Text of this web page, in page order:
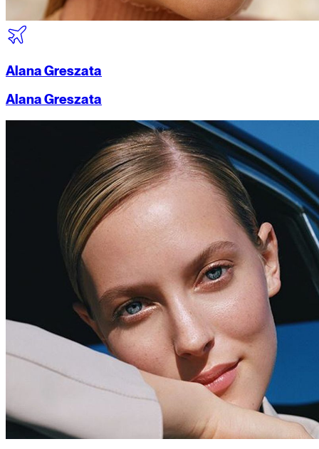
Alana Greszata
Alana Greszata